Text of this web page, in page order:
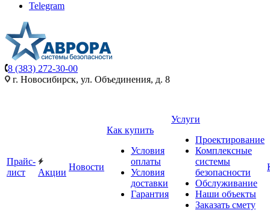
Telegram
8 (383) 272-30-00
г. Новосибирск, ул. Объединения, д. 8
Прайс-
лист
Акции
Новости
Как купить
Условия
оплаты
Условия
доставки
Гарантия
Услуги
Проектирование
Комплексные
системы
безопасности
Обслуживание
Наши объекты
Заказать смету